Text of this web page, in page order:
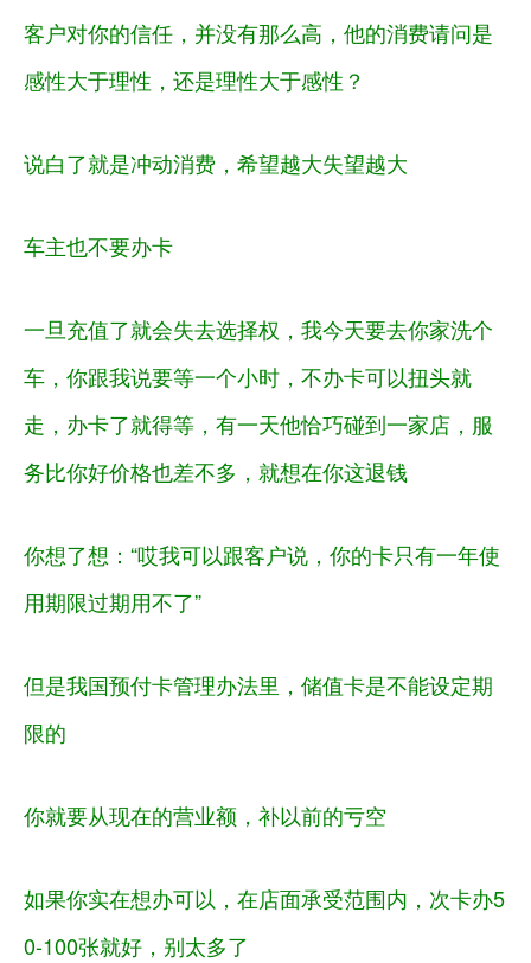
客户对你的信任，并没有那么高，他的消费请问是
感性大于理性，还是理性大于感性？
说白了就是冲动消费，希望越大失望越大
车主也不要办卡
一旦充值了就会失去选择权，我今天要去你家洗个
车，你跟我说要等一个小时，不办卡可以扭头就
走，办卡了就得等，有一天他恰巧碰到一家店，服
务比你好价格也差不多，就想在你这退钱
你想了想： “哎我可以跟客户说，你的卡只有一年使
用期限过期用不了”
但是我国预付卡管理办法里，储值卡是不能设定期
限的
你就要从现在的营业额，补以前的亏空
如果你实在想办可以，在店面承受范围内，次卡办5
0-100张就好，别太多了